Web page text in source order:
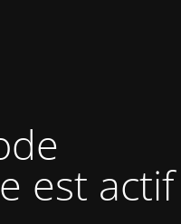
est actif